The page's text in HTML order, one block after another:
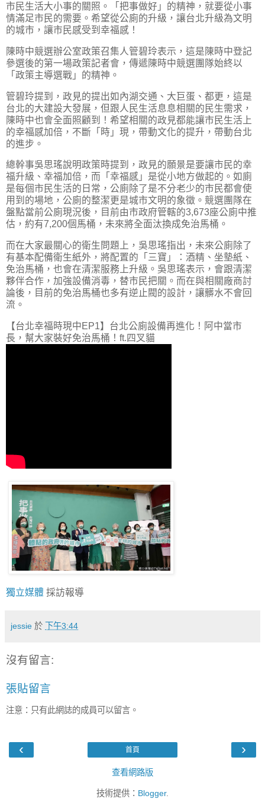
市民生活大小事的關照。「把事做好」的精神，就要從小事
情滿足市民的需要。希望從公廁的升級，讓台北升級為文明
的城市，讓市民感受到幸福感！
陳時中競選辦公室政策召集人管碧玲表示，這是陳時中登記
參選後的第一場政策記者會，傳遞陳時中競選團隊始終以
「政策主導選戰」的精神。
管碧玲提到，政見的提出如內湖交通、大巨蛋、都更，這是
台北的大建設大發展，但跟人民生活息息相關的民生需求，
陳時中也會全面照顧到！希望相關的政見都能讓市民生活上
的幸福感加倍，不斷「時」現，帶動文化的提升，帶動台北
的進步。
總幹事吳思瑤說明政策時提到，政見的願景是要讓市民的幸
福升級、幸福加倍，而「幸福感」是從小地方做起的。如廁
是每個市民生活的日常，公廁除了是不分老少的市民都會使
用到的場地，公廁的整潔更是城市文明的象徵。競選團隊在
盤點當前公廁現況後，目前由市政府管轄的3,673座公廁中推
估，約有7,200個馬桶，未來將全面汰換成免治馬桶。
而在大家最關心的衛生問題上，吳思瑤指出，未來公廁除了
有基本配備衛生紙外，將配置的「三寶」：酒精、坐墊紙、
免治馬桶，也會在清潔服務上升級。吳思瑤表示，會跟清潔
夥伴合作，加強設備消毒，替市民把關。而在與相關廠商討
論後，目前的免治馬桶也多有逆止閥的設計，讓髒水不會回
流。
【台北幸福時現中EP1】台北公廁設備再進化！阿中當市
長，幫大家裝好免治馬桶！ft.四叉貓
獨立媒體 採訪報導
jessie 於 下午3:44
沒有留言:
張貼留言
注意：只有此網誌的成員可以留言。
‹ ›
首頁
查看網路版
技術提供： Blogger.